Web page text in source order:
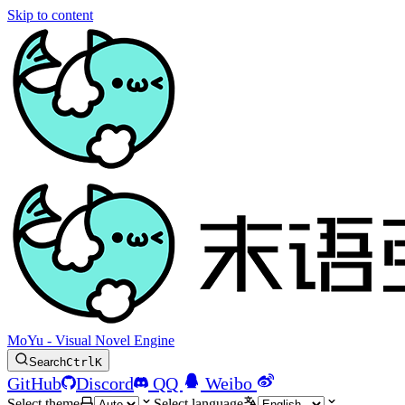
Skip to content
MoYu - Visual Novel Engine
SearchCtrlK
GitHub Discord QQ Weibo